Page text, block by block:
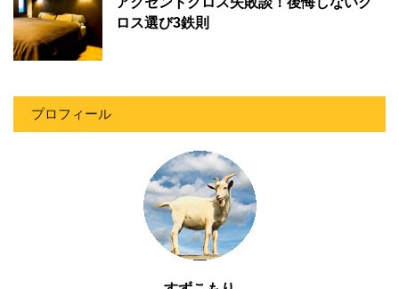
ロス選び3鉄則
プロフィール